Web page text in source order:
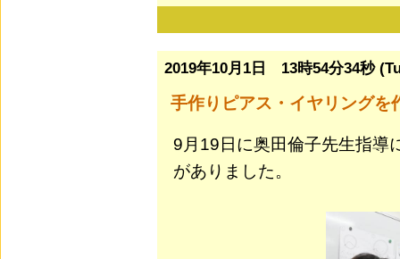
2019年10月1日 13時54分34秒
手作りピアス・イヤリングを
9月19日に奥田倫子先生指導
がありました。